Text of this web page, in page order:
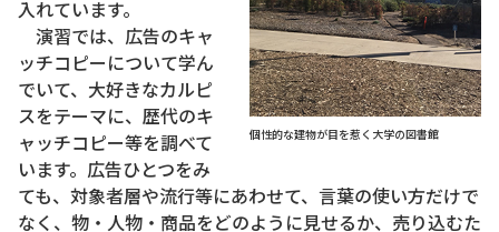
個性的な建物が目を惹く大学の図書館
入れています。
演習では、広告のキャ
ッチコピーについて学ん
でいて、大好きなカルピ
スをテーマに、歴代のキ
ャッチコピー等を調べて
います。広告ひとつをみ
ても、対象者層や流行等にあわせて、言葉の使い方だけで
なく、物・人物・商品をどのように見せるか、売り込むた